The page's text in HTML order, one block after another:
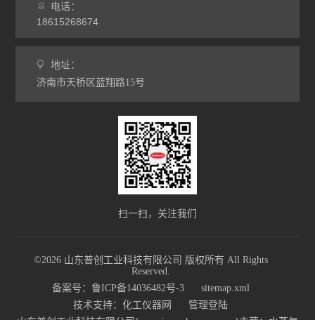
电话：
18615268674
地址：
济南市天桥区蓝翔路15号
扫一扫，关注我们
©2026 山东普创工业科技有限公司 版权所有 All Rights
Reserved.
备案号：鲁ICP备14036482号-3
sitemap.xml
技术支持： 化工仪器网 管理登陆